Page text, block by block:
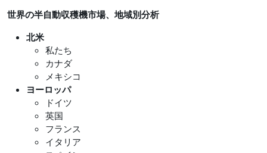
世界の半自動収穫機市場、地域別分析
北米
私たち
カナダ
メキシコ
ヨーロッパ
ドイツ
英国
フランス
イタリア